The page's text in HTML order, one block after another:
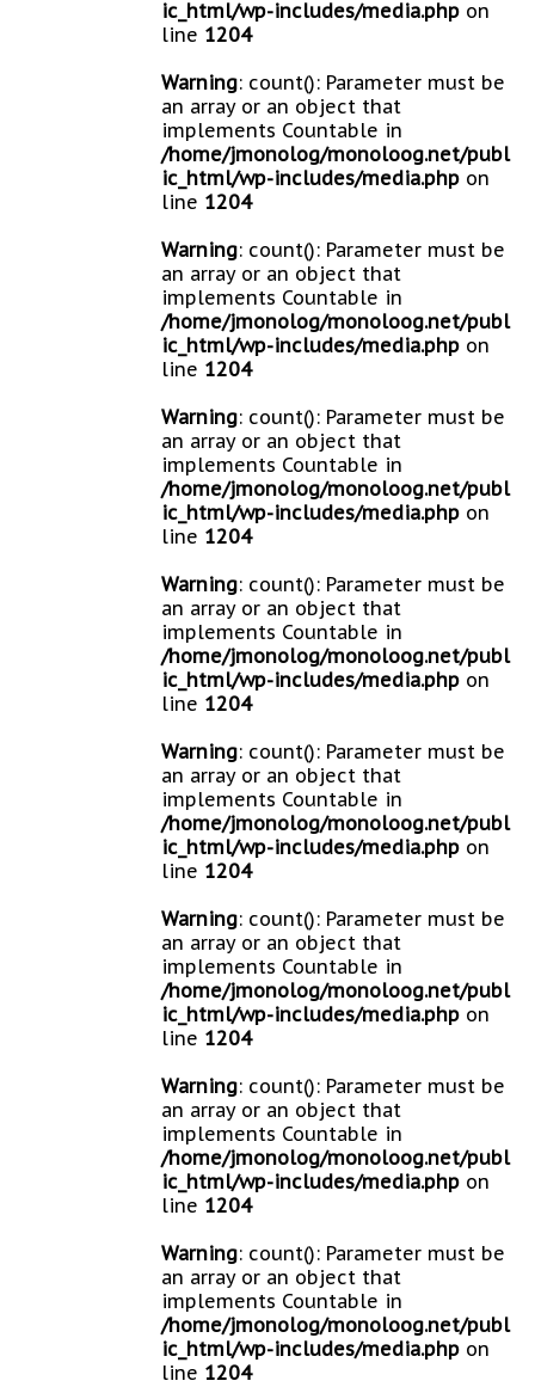
ic_html/wp-includes/media.php on
line 1204
Warning: count(): Parameter must be
an array or an object that
implements Countable in
/home/jmonolog/monoloog.net/publ
ic_html/wp-includes/media.php on
line 1204
Warning: count(): Parameter must be
an array or an object that
implements Countable in
/home/jmonolog/monoloog.net/publ
ic_html/wp-includes/media.php on
line 1204
Warning: count(): Parameter must be
an array or an object that
implements Countable in
/home/jmonolog/monoloog.net/publ
ic_html/wp-includes/media.php on
line 1204
Warning: count(): Parameter must be
an array or an object that
implements Countable in
/home/jmonolog/monoloog.net/publ
ic_html/wp-includes/media.php on
line 1204
Warning: count(): Parameter must be
an array or an object that
implements Countable in
/home/jmonolog/monoloog.net/publ
ic_html/wp-includes/media.php on
line 1204
Warning: count(): Parameter must be
an array or an object that
implements Countable in
/home/jmonolog/monoloog.net/publ
ic_html/wp-includes/media.php on
line 1204
Warning: count(): Parameter must be
an array or an object that
implements Countable in
/home/jmonolog/monoloog.net/publ
ic_html/wp-includes/media.php on
line 1204
Warning: count(): Parameter must be
an array or an object that
implements Countable in
/home/jmonolog/monoloog.net/publ
ic_html/wp-includes/media.php on
line 1204